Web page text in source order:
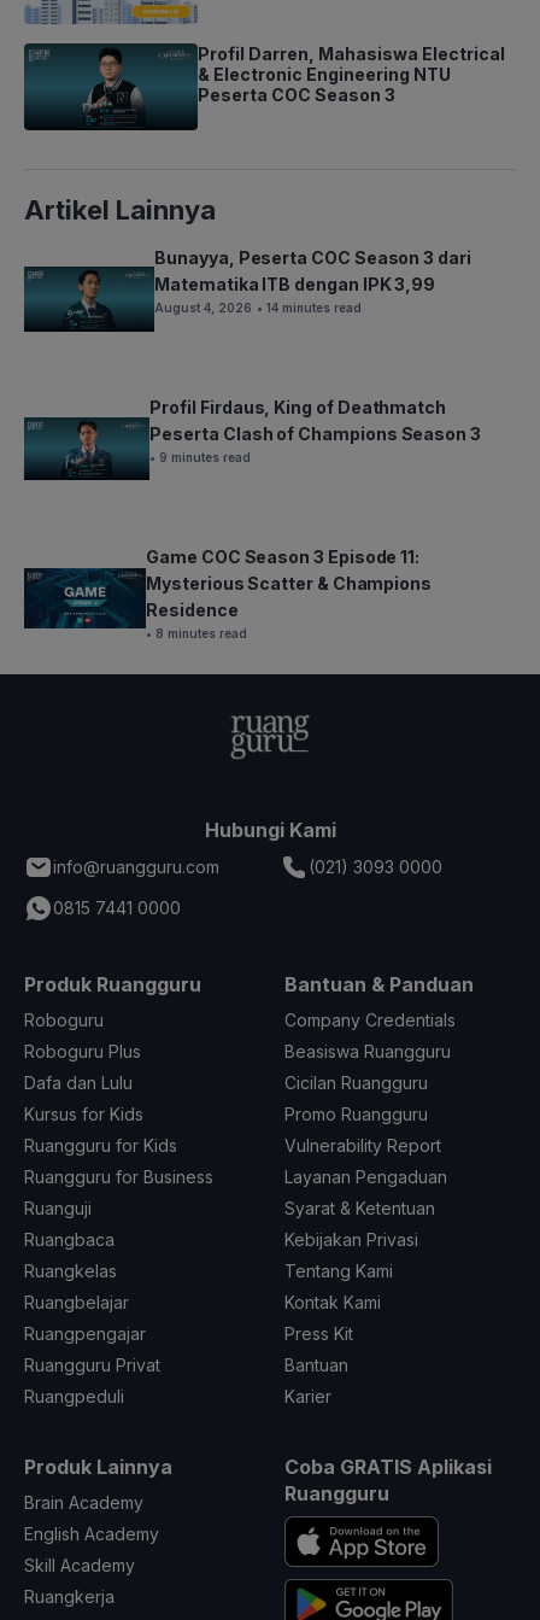
Profil Darren, Mahasiswa Electrical
& Electronic Engineering NTU
Peserta COC Season 3
Artikel Lainnya
Bunayya, Peserta COC Season 3 dari
Matematika ITB dengan IPK 3,99
August 4, 2026 • 14 minutes read
Profil Firdaus, King of Deathmatch
Peserta Clash of Champions Season 3
• 9 minutes read
Game COC Season 3 Episode 11:
Mysterious Scatter & Champions
Residence
• 8 minutes read
Hubungi Kami
info@ruangguru.com
(021) 3093 0000
0815 7441 0000
Produk Ruangguru
Roboguru
Roboguru Plus
Dafa dan Lulu
Kursus for Kids
Ruangguru for Kids
Ruangguru for Business
Ruanguji
Ruangbaca
Ruangkelas
Ruangbelajar
Ruangpengajar
Ruangguru Privat
Ruangpeduli
Bantuan & Panduan
Company Credentials
Beasiswa Ruangguru
Cicilan Ruangguru
Promo Ruangguru
Vulnerability Report
Layanan Pengaduan
Syarat & Ketentuan
Kebijakan Privasi
Tentang Kami
Kontak Kami
Press Kit
Bantuan
Karier
Produk Lainnya
Brain Academy
English Academy
Skill Academy
Ruangkerja
Coba GRATIS Aplikasi
Ruangguru